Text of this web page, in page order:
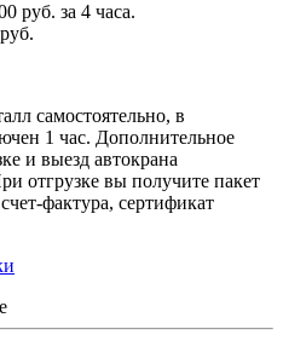
руб. за 4 часа.
самостоятельно, в
1 час. Дополнительное
и выезд автокрана
отгрузке вы получите пакет
фактура, сертификат